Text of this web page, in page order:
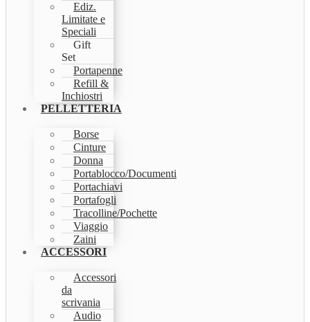
Ediz.
Limitate e
Speciali
Gift
Set
Portapenne
Refill &
Inchiostri
PELLETTERIA
Borse
Cinture
Donna
Portablocco/Documenti
Portachiavi
Portafogli
Tracolline/Pochette
Viaggio
Zaini
ACCESSORI
Accessori
da
scrivania
Audio